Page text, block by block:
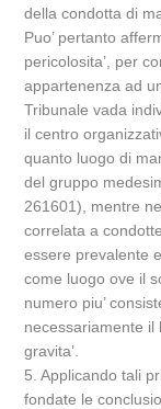
della condotta di
Puo’ pertanto
pericolosita’, per
appartenenza ad
Tribunale vada
il centro
quanto luogo di
del gruppo
261601), mentre
correlata a
essere prevalente
come luogo ove il
numero piu’
necessariamente il
gravita’.
5. Applicando tali
fondate le